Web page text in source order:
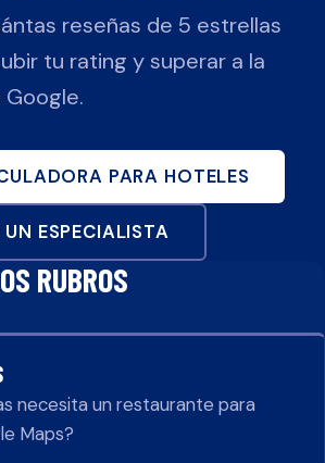
reseñas de 5 estrellas
tu rating y superar a la
PARA HOTELES
ESPECIALISTA
RUBROS
necesita un restaurante para
Maps?